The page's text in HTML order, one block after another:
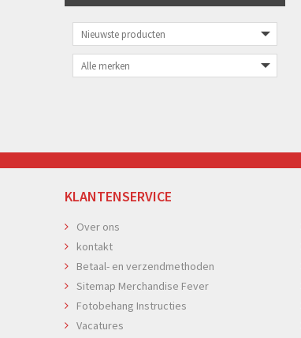
KLANTENSERVICE
Over ons
kontakt
Betaal- en verzendmethoden
Sitemap Merchandise Fever
Fotobehang Instructies
Vacatures